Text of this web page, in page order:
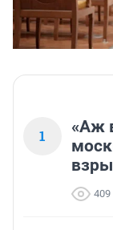
1
«Аж
409